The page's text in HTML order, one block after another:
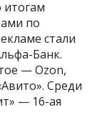
по
стали
Банк.
— Ozon,
Среди
— 16-ая